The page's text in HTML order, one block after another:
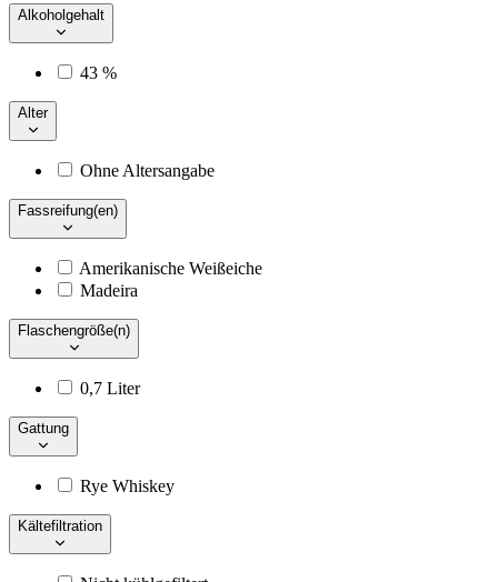
Alkoholgehalt
43 %
Alter
Ohne Altersangabe
Fassreifung(en)
Amerikanische Weißeiche
Madeira
Flaschengröße(n)
0,7 Liter
Gattung
Rye Whiskey
Kältefiltration